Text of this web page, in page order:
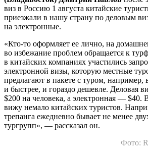
виз в Россию 1 августа китайские
приезжали в нашу страну по деловым
на электронные.
«Кто-то оформляет ее лично, на
во избежание проблем обращается к
в китайских компаниях участились
электронной визы, которую местные
предлагают в пакете с туром, например,
и быстрее, и гораздо дешевле. Деловая
$200 на человека, а электронная — $40.
вижу немало китайских туристов.
трепанга ежедневно бывает не менее
тургрупп», — рассказал он.
Фото: